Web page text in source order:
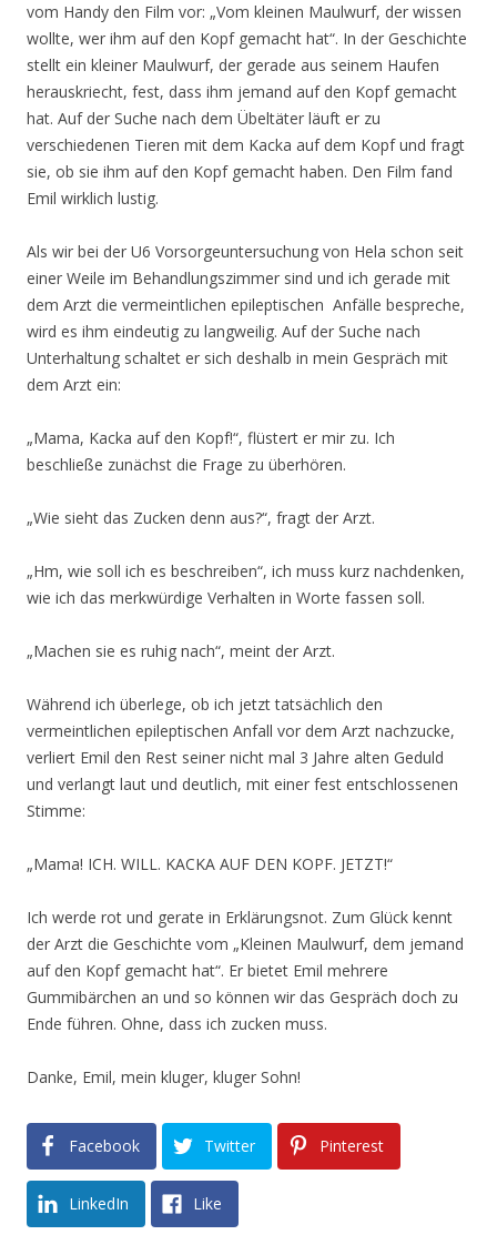
vom Handy den Film vor: „Vom kleinen Maulwurf, der wissen
wollte, wer ihm auf den Kopf gemacht hat“. In der Geschichte
stellt ein kleiner Maulwurf, der gerade aus seinem Haufen
herauskriecht, fest, dass ihm jemand auf den Kopf gemacht
hat. Auf der Suche nach dem Übeltäter läuft er zu
verschiedenen Tieren mit dem Kacka auf dem Kopf und fragt
sie, ob sie ihm auf den Kopf gemacht haben. Den Film fand
Emil wirklich lustig.
Als wir bei der U6 Vorsorgeuntersuchung von Hela schon seit
einer Weile im Behandlungszimmer sind und ich gerade mit
dem Arzt die vermeintlichen epileptischen Anfälle bespreche,
wird es ihm eindeutig zu langweilig. Auf der Suche nach
Unterhaltung schaltet er sich deshalb in mein Gespräch mit
dem Arzt ein:
„Mama, Kacka auf den Kopf!“, flüstert er mir zu. Ich
beschließe zunächst die Frage zu überhören.
„Wie sieht das Zucken denn aus?“, fragt der Arzt.
„Hm, wie soll ich es beschreiben“, ich muss kurz nachdenken,
wie ich das merkwürdige Verhalten in Worte fassen soll.
„Machen sie es ruhig nach“, meint der Arzt.
Während ich überlege, ob ich jetzt tatsächlich den
vermeintlichen epileptischen Anfall vor dem Arzt nachzucke,
verliert Emil den Rest seiner nicht mal 3 Jahre alten Geduld
und verlangt laut und deutlich, mit einer fest entschlossenen
Stimme:
„Mama! ICH. WILL. KACKA AUF DEN KOPF. JETZT!“
Ich werde rot und gerate in Erklärungsnot. Zum Glück kennt
der Arzt die Geschichte vom „Kleinen Maulwurf, dem jemand
auf den Kopf gemacht hat“. Er bietet Emil mehrere
Gummibärchen an und so können wir das Gespräch doch zu
Ende führen. Ohne, dass ich zucken muss.
Danke, Emil, mein kluger, kluger Sohn!
Facebook Twitter Pinterest
LinkedIn Like